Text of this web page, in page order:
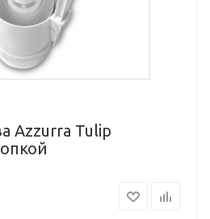
Azzurra Tulip